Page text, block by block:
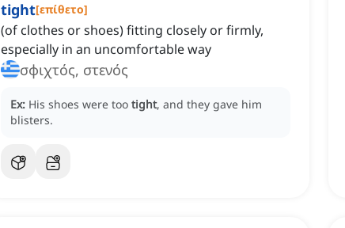
tight[επίθετο]
(of clothes or shoes) fitting closely or firmly,
especially in an uncomfortable way
σφιχτός, στενός
Ex: His shoes were too tight, and they gave him
blisters.